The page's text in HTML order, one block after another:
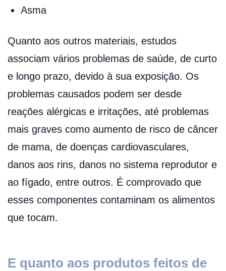
Asma
Quanto aos outros materiais, estudos
associam vários problemas de saúde, de curto
e longo prazo, devido à sua exposição. Os
problemas causados podem ser desde
reações alérgicas e irritações, até problemas
mais graves como aumento de risco de câncer
de mama, de doenças cardiovasculares,
danos aos rins, danos no sistema reprodutor e
ao fígado, entre outros. É comprovado que
esses componentes contaminam os alimentos
que tocam.
E quanto aos produtos feitos de